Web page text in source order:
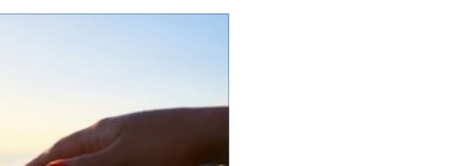
vända dig för snabb och
trygg akut tandvård i